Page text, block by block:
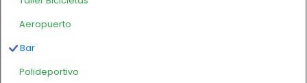
Aeropuerto
Bar
Polideportivo